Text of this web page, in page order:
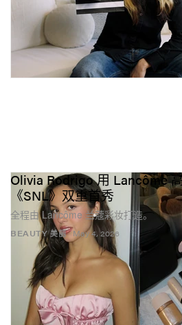
BEAUTY 美丽
Olivia Rodrigo 用 Lancôme
《SNL》双重首秀
全程由 Lancôme 兰蔻彩妆打造。
May 4, 2026